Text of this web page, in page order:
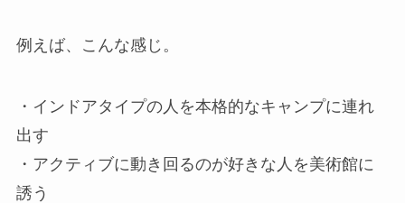
例えば、こんな感じ。
・インドアタイプの人を本格的なキャンプに連れ
出す
・アクティブに動き回るのが好きな人を美術館に
誘う